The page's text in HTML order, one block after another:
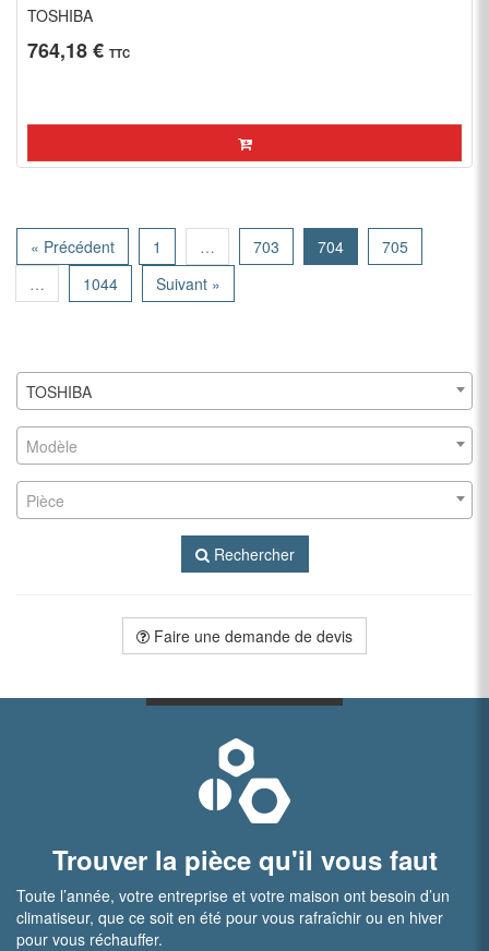
TOSHIBA
764,18 € TTC
« Précédent 1 … 703 704
705
…
1044 Suivant »
TOSHIBA
Modèle
Pièce
Rechercher
Faire une demande de devis
Trouver la pièce qu'il vous faut
Toute l’année, votre entreprise et votre maison ont besoin d’un
climatiseur, que ce soit en été pour vous rafraîchir ou en hiver
pour vous réchauffer.